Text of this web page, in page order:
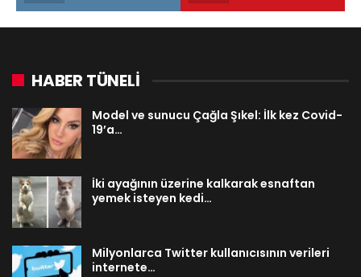
HABER TÜNELİ
Model ve sunucu Çağla Şıkel: İlk kez Covid-
19’a…
İki ayağının üzerine kalkarak esnaftan
yemek isteyen kedi…
Milyonlarca Twitter kullanıcısının verileri
internete…